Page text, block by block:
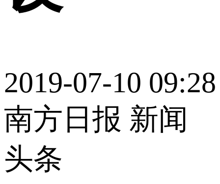
2019-07-10 09:28
南方日报 新闻
头条